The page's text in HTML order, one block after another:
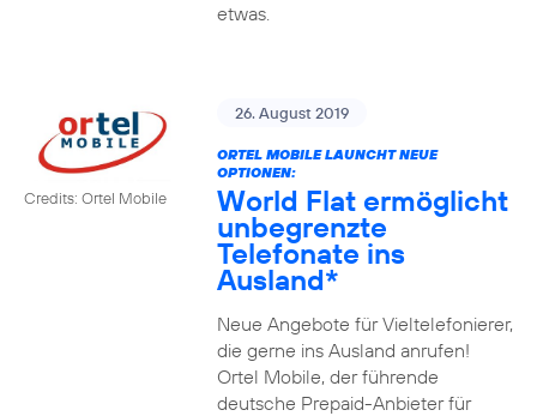
etwas.
Credits: Ortel Mobile
26. August 2019
ORTEL MOBILE LAUNCHT NEUE
OPTIONEN:
World Flat ermöglicht
unbegrenzte
Telefonate ins
Ausland*
Neue Angebote für Vieltelefonierer,
die gerne ins Ausland anrufen!
Ortel Mobile, der führende
deutsche Prepaid-Anbieter für